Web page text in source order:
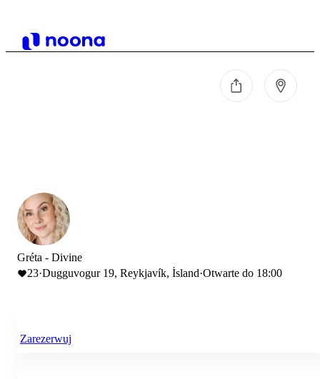
Gréta - Divine
23·Dugguvogur 19, Reykjavík, Ísland·Otwarte do 18:00
Zarezerwuj